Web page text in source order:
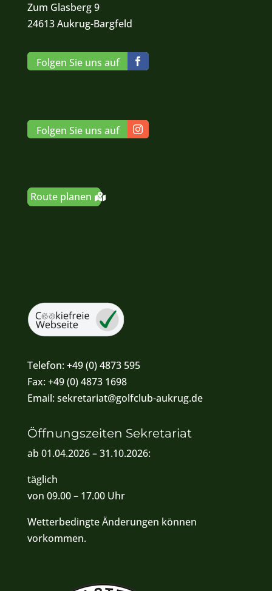
Zum Glasberg 9
24613 Aukrug-Bargfeld
Folgen Sie uns auf
Folgen Sie uns auf
Route planen
Telefon:+49 (0) 4873 595
Fax:+49 (0) 4873 1698
Email:sekretariat@golfclub-aukrug.de
Öffnungszeiten Sekretariat
ab 01.04.2026 – 31.10.2026:
täglich
von 09.00 – 17.00 Uhr
Wetterbedingte Änderungen können
vorkommen.